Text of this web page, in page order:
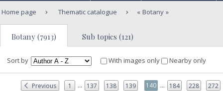
Home page Thematic catalogue Botany
Botany (7913) Sub topics (121)
Sort by With images only Nearby only
Previous 1 ... 137 138 139 140 ... 184 228 272